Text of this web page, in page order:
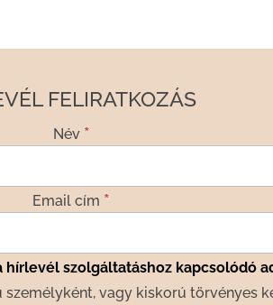
FELIRATKOZÁS
Név *
Email cím *
hírlevél szolgáltatáshoz kapcsolódó
vagy kiskorú törvényes